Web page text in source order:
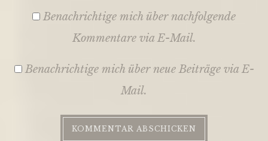
Benachrichtige mich über nachfolgende
Kommentare via E-Mail.
Benachrichtige mich über neue Beiträge via E-
Mail.